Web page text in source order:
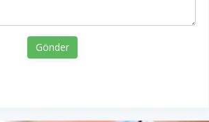
Gönder